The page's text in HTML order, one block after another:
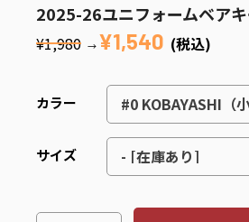
2025-26ユニフォームベア
¥1,980 → ¥1,540 (税込)
カラー
サイズ